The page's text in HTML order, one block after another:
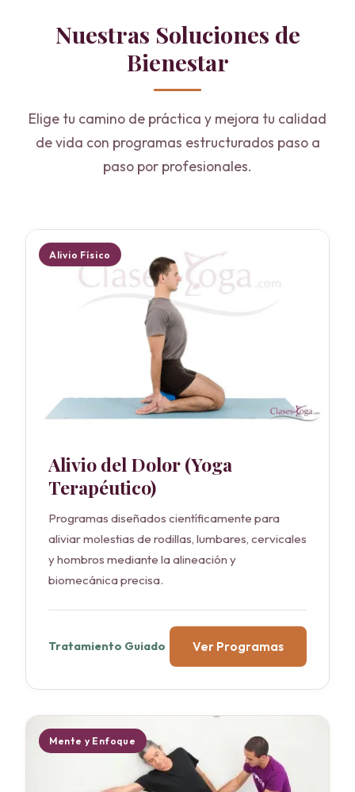
Nuestras Soluciones de
Bienestar
Elige tu camino de práctica y mejora tu calidad
de vida con programas estructurados paso a
paso por profesionales.
Alivio Físico
Alivio del Dolor (Yoga
Terapéutico)
Programas diseñados científicamente para
aliviar molestias de rodillas, lumbares, cervicales
y hombros mediante la alineación y
biomecánica precisa.
Tratamiento Guiado Ver Programas
Mente y Enfoque